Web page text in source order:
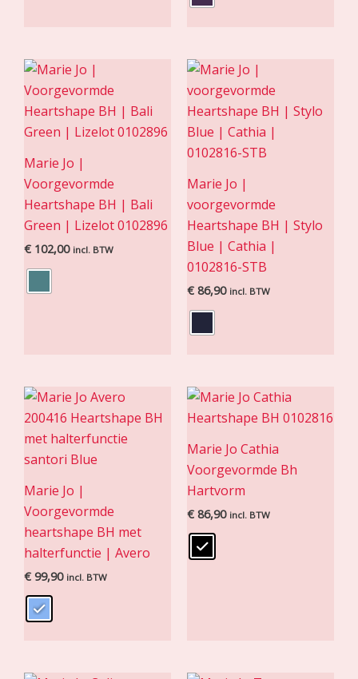
Marie Jo |
Voorgevormde
Heartshape BH | Bali
Green | Lizelot 0102896
€ 102,00 incl. BTW
Marie Jo |
voorgevormde
Heartshape BH | Stylo
Blue | Cathia |
0102816-STB
€ 86,90 incl. BTW
Marie Jo |
Voorgevormde
heartshape BH met
halterfunctie | Avero
€ 99,90 incl. BTW
Marie Jo Cathia
Voorgevormde Bh
Hartvorm
€ 86,90 incl. BTW